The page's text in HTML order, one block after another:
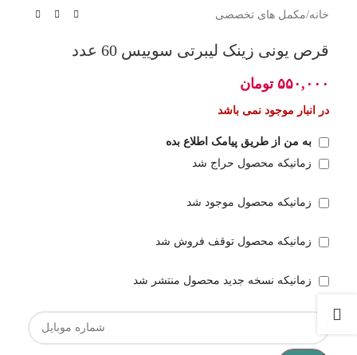
خانه/مکمل های تخصصی
قرص یونی زینک لیبرتی سوییس 60 عدد
۵۵۰,۰۰۰ تومان
در انبار موجود نمی باشد
به من از طریق پیامک اطلاع بده
زمانیکه محصول حراج شد
زمانیکه محصول موجود شد
زمانیکه محصول توقف فروش شد
زمانیکه نسخه جدید محصول منتشر شد